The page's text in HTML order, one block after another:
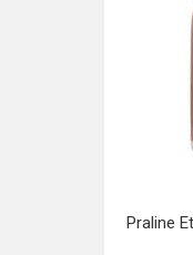
Praline